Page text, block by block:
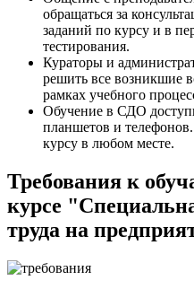
обращаться за
заданий по курсу и в
тестирования.
Кураторы и
решить все возникшие
рамках учебного
Обучение в СДО
планшетов и
курсу в любом месте.
Требования к
курсе
труда на